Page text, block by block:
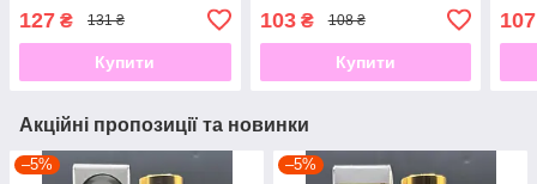
127 ₴ 131 ₴
Купити
103₴ 108 ₴
Купити
107
Акційні пропозиції та новинки
–5% –5%